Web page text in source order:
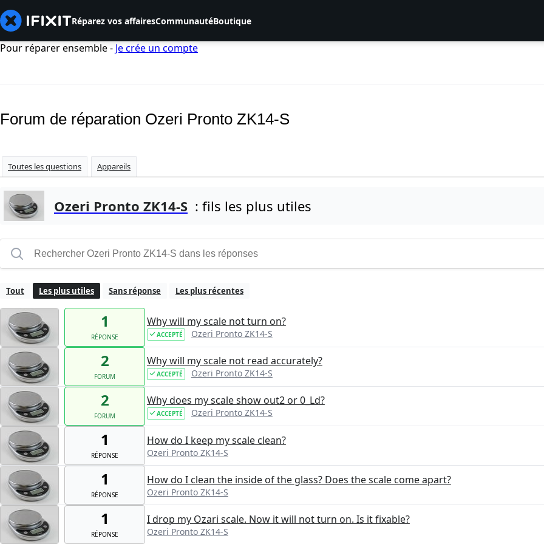
Réparez vos affairesCommunautéBoutique
Pour réparer ensemble - Je crée un compte
Forum de réparation Ozeri Pronto ZK14-S
Toutes les questions Appareils
Ozeri Pronto ZK14-S : fils les plus utiles
Tout Les plus utiles Sans réponse Les plus récentes
1
RÉPONSE
Why will my scale not turn on?
ACCEPTÉ Ozeri Pronto ZK14-S
2
FORUM
Why will my scale not read accurately?
ACCEPTÉ Ozeri Pronto ZK14-S
2
FORUM
Why does my scale show out2 or 0_Ld?
ACCEPTÉ Ozeri Pronto ZK14-S
1
RÉPONSE
How do I keep my scale clean?
Ozeri Pronto ZK14-S
1
RÉPONSE
How do I clean the inside of the glass? Does the scale come apart?
Ozeri Pronto ZK14-S
1
RÉPONSE
I drop my Ozari scale. Now it will not turn on. Is it fixable?
Ozeri Pronto ZK14-S